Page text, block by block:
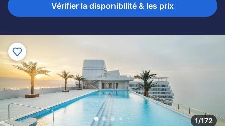
Vérifier la disponibilité & les prix
1/172